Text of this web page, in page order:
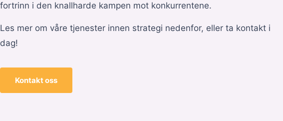
fortrinn i den knallharde kampen mot konkurrentene.
Les mer om våre tjenester innen strategi nedenfor, eller ta kontakt i
dag!
Kontakt oss